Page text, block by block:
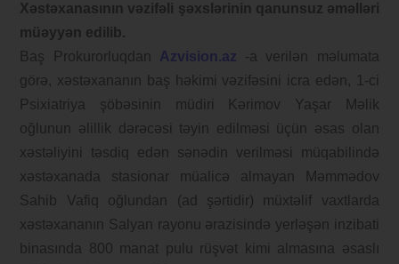
Xəstəxanasının vəzifəli şəxslərinin qanunsuz əməlləri
müəyyən edilib.
Baş Prokurorluqdan Azvision.az -a verilən məlumata
görə, xəstəxananın baş həkimi vəzifəsini icra edən, 1-ci
Psixiatriya şöbəsinin müdiri Kərimov Yaşar Məlik
oğlunun əlillik dərəcəsi təyin edilməsi üçün əsas olan
xəstəliyini təsdiq edən sənədin verilməsi müqabilində
xəstəxanada stasionar müalicə almayan Məmmədov
Sahib Vafiq oğlundan (ad şərtidir) müxtəlif vaxtlarda
xəstəxananın Salyan rayonu ərazisində yerləşən inzibati
binasında 800 manat pulu rüşvət kimi almasına əsaslı